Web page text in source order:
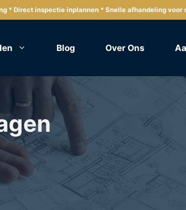
* Direct inspectie inplannen * Snelle afhandeling voor
Blog Over Ons